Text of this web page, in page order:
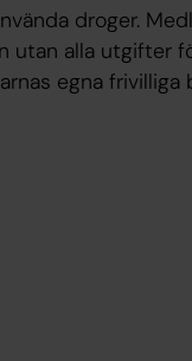
droger.
utan alla utgifter
egna frivilliga